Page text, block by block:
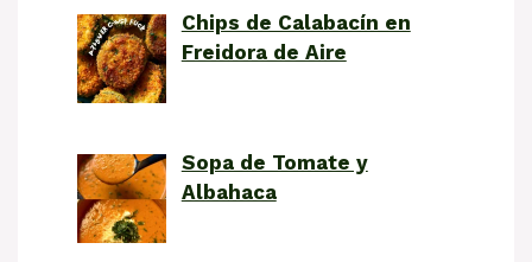
Chips de Calabacín en
Freidora de Aire
Sopa de Tomate y
Albahaca